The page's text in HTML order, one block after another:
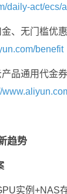
daily-act/ecs/
、无门槛优
benefit
品通用代金
趋势
实例+NAS